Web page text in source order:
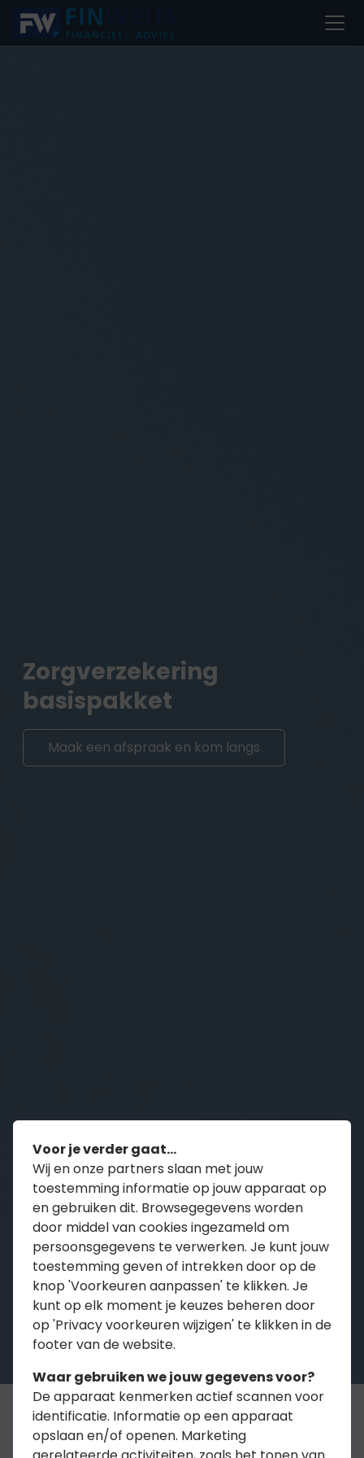
Zorgverzekering
basispakket
Maak een afspraak en kom langs
Voor je verder gaat...
Wij en onze partners slaan met jouw
toestemming informatie op jouw apparaat op
en gebruiken dit. Browsegegevens worden
door middel van cookies ingezameld om
persoonsgegevens te verwerken. Je kunt jouw
toestemming geven of intrekken door op de
knop 'Voorkeuren aanpassen' te klikken. Je
kunt op elk moment je keuzes beheren door
op 'Privacy voorkeuren wijzigen' te klikken in de
footer van de website.
Waar gebruiken we jouw gegevens voor?
De apparaat kenmerken actief scannen voor
identificatie. Informatie op een apparaat
opslaan en/of openen. Marketing